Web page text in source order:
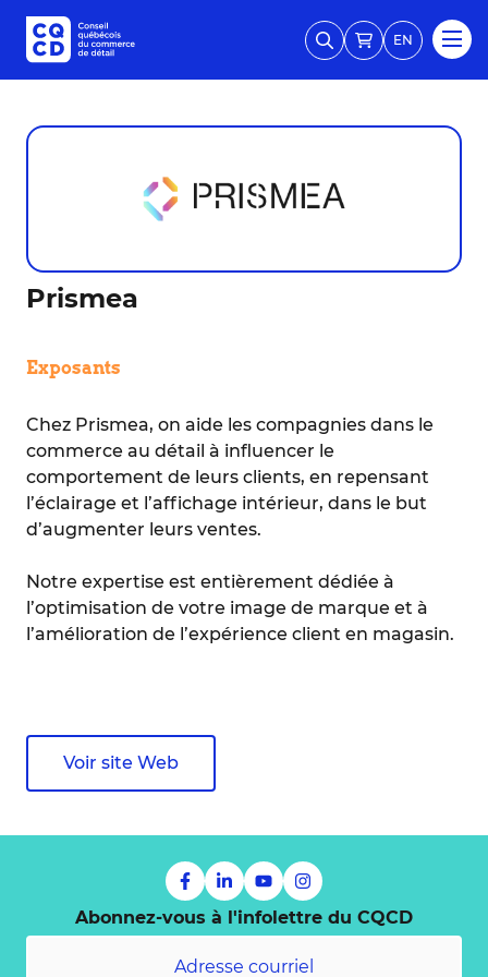
EN
Prismea
Exposants
Chez Prismea, on aide les compagnies dans le
commerce au détail à influencer le
comportement de leurs clients, en repensant
l’éclairage et l’affichage intérieur, dans le but
d’augmenter leurs ventes.
Notre expertise est entièrement dédiée à
l’optimisation de votre image de marque et à
l’amélioration de l’expérience client en magasin.
Voir site Web
Abonnez-vous à l'infolettre du CQCD